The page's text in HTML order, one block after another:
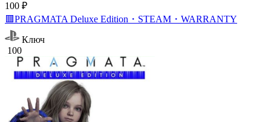
100 ₽
🟥PRAGMATA Deluxe Edition・STEAM・WARRANTY
Ключ
100